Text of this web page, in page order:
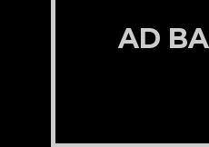
AD